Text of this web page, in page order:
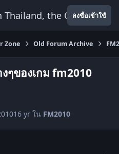
Thailand, the Onlyลงชื่อเข้าใช้
Zone Old Forum Archive
ๆของเกม fm2010
16 yr ใน FM2010